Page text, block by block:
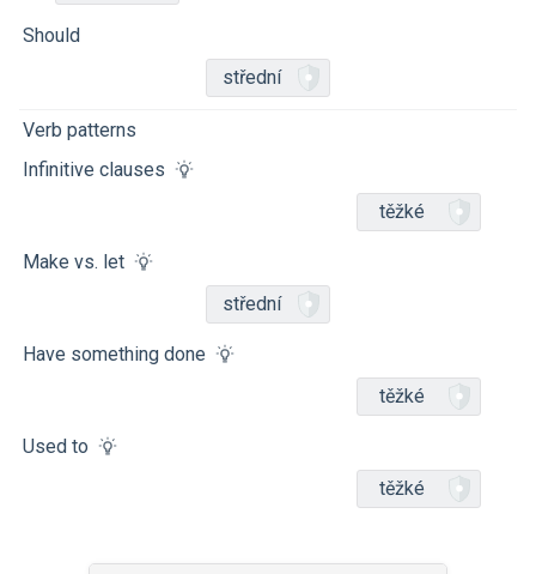
Should
střední
Verb patterns
Infinitive clauses
těžké
Make vs. let
střední
Have something done
těžké
Used to
těžké